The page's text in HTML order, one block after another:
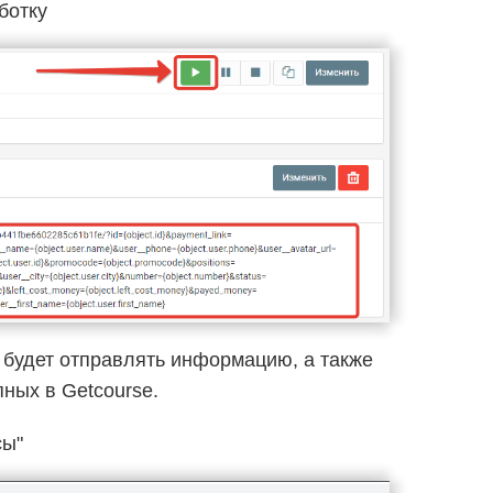
отправлять информацию, а также
в Getcourse.